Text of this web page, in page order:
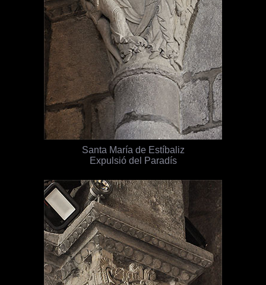
Santa María de Estíbaliz
Expulsió del Paradís